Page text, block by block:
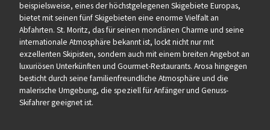
beispielsweise, eines der höchstgelegenen Skigebiete Europas,
bietet mit seinen fünf Skigebieten eine enorme Vielfalt an
Abfahrten. St. Moritz, das für seinen mondänen Charme und seine
internationale Atmosphäre bekannt ist, lockt nicht nur mit
exzellenten Skipisten, sondern auch mit einem breiten Angebot an
luxuriösen Unterkünften und Gourmet-Restaurants. Arosa hingegen
besticht durch seine familienfreundliche Atmosphäre und die
malerische Umgebung, die speziell für Anfänger und Genuss-
Skifahrer geeignet ist.